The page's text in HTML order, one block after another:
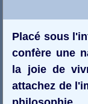
Placé sous
confère une
la joie de
attachez de